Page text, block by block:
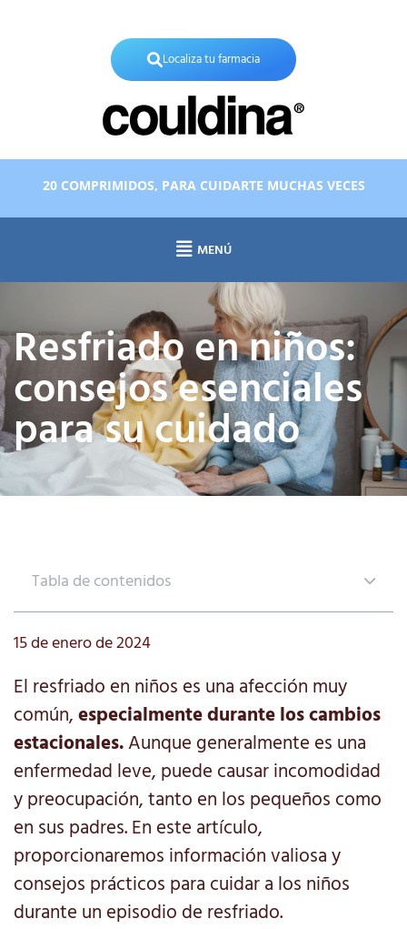
Localiza tu farmacia
20 COMPRIMIDOS, PARA CUIDARTE MUCHAS VECES
MENÚ
Resfriado en niños:
consejos esenciales
para su cuidado
Tabla de contenidos
15 de enero de 2024
El resfriado en niños es una afección muy
común,especialmente durante los cambios
estacionales.Aunque generalmente es una
enfermedad leve, puede causar incomodidad
y preocupación, tanto en los pequeños como
en sus padres. En este artículo,
proporcionaremos información valiosa y
consejos prácticos para cuidar a los niños
durante un episodio de resfriado.